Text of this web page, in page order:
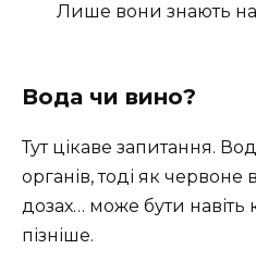
Лише вони знають
Вода чи вино?
Тут цікаве запитання.
органів, тоді як
дозах… може бути
пізніше.